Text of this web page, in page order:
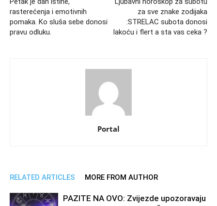
rasterećenja i emotivnih
pomaka. Ko sluša sebe donosi
pravu odluku.
za sve znake zodijaka
:STRELAC subota donosi
lakoću i flert a sta vas ceka ?
Portal
RELATED ARTICLES MORE FROM AUTHOR
PAZITE NA OVO: Zvijezde upozoravaju